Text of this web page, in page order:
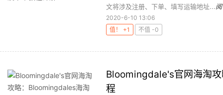
文将涉及注册、下单、填写运输地址...
2020-6-10 13:06
值！ +1
不值 -0
Bloomingdale's官网海淘
程